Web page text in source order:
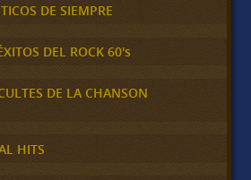
DE SIEMPRE
DEL ROCK 60's
DE LA CHANSON
HITS